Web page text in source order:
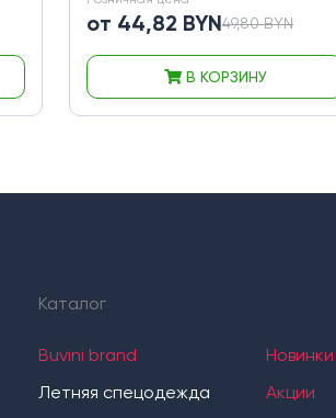
от 44,82 BYN49,80 BYN
В КОРЗИНУ
Каталог
Buvini brand
Летняя спецодежда
Новинки
Акции